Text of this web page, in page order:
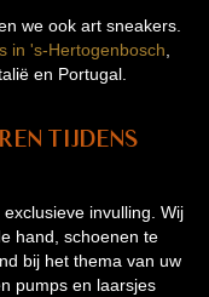
we ook art sneakers.
in 's-Hertogenbosch,
en Portugal.
tijdens
invulling. Wij
hand, schoenen te
bij het thema van uw
pumps en laarsjes